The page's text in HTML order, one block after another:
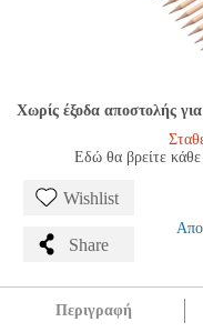
Χωρίς έξοδα αποστολής
Εδώ θα βρείτε κάθε
Wishlist
Share
Περιγραφή